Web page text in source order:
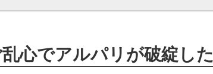
心でアルパリが破綻した